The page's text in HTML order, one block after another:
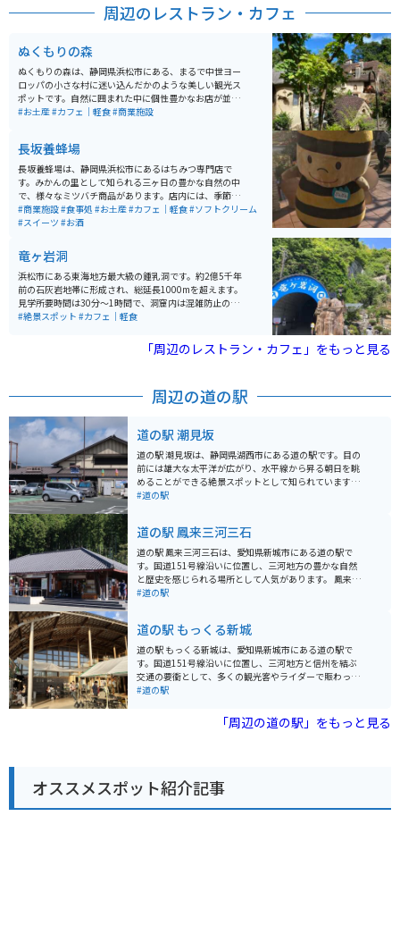
周辺のレストラン・カフェ
ぬくもりの森
ぬくもりの森は、静岡県浜松市にある、まるで中世ヨー
ロッパの小さな村に迷い込んだかのような美しい観光ス
ポットです。自然に囲まれた中に個性豊かなお店が並
び、ワクワクします。建築家佐々木茂良氏によって造ら
小鳥たちのさえずりを聞きながらの散策は、とても癒さ
れます。自然とアートを楽しみたい人にオススメのスポ
ットです。
#お土産#カフェ｜軽食#商業施設
長坂養蜂場
長坂養蜂場は、静岡県浜松市にあるはちみつ専門店で
す。みかんの里として知られる三ヶ日の豊かな自然の中
で、様々なミツバチ商品があります。店内には、季節ご
との国産はちみつをはじめとする40種類以上の商品があ
り、試食もできます。 また、店内の中庭にはミツバチの
ができるのもユニークな体験です。長坂養蜂場では、
「二代目の蜂蜜」などのオリジナルブレンドのはちみつ
を量り売りや瓶詰めで販売しており、観光客や地元の
人々に人気です。はちみつを使ったソフトクリームもあ
り、子供から大人まで楽しめるスポットです。
#商業施設#食事処 #お土産#カフェ｜軽食#ソフトクリーム
#スイーツ #お酒
竜ヶ岩洞
浜松市にある東海地方最大級の鍾乳洞です。約2億5千年
前の石灰岩地帯に形成され、総延長1000mを超えます。
見学所要時間は30分〜1時間で、洞窟内は混雑防止のた
め写真撮影不可の場所もありますが、基本的には撮影出
良いですが、それ以外の季節では涼しく感じます。
#絶景スポット #カフェ｜軽食
「周辺のレストラン・カフェ」をもっと見る
周辺の道の駅
道の駅 潮見坂
道の駅 潮見坂は、静岡県湖西市にある道の駅です。目の
前には雄大な太平洋が広がり、水平線から昇る朝日を眺
めることができる絶景スポットとして知られています。
周辺には、新鮮な魚介類を味わえる飲食店や、お土産店
適です。 名産品としては、しらすや桜えびなどの海産物
が有名です。お土産には、地元産の食材を使った加工品
や、道の駅オリジナルグッズも人気があります。
#道の駅
道の駅 鳳来三河三石
道の駅 鳳来三河三石は、愛知県新城市にある道の駅で
す。国道151号線沿いに位置し、三河地方の豊かな自然
と歴史を感じられる場所として人気があります。 鳳来寺
山や乳岩峡などの景勝地へのアクセスも良く、ドライブ
で採れた新鮮な食材を使った料理を提供するレストラン
もあります。 バイクで訪れる場合、道の駅には広い駐車
場が完備されているので安心です。周辺には、鳳来寺山
のワインディングロードなど、ツーリングに最適なルー
トもたくさんあります。お土産には、地元産の五平餅
#道の駅
道の駅 もっくる新城
道の駅 もっくる新城は、愛知県新城市にある道の駅で
す。国道151号線沿いに位置し、三河地方と信州を結ぶ
交通の要衝として、多くの観光客やライダーで賑わって
います。 地元の農産物直売所では、新鮮な野菜や果物が
また、食堂では、地元産の食材を使った料理を楽しむこ
新鮮な地元産の野菜や果物が購入できる * 地元の食材を
使った料理が楽しめる * バイク置き場が広く、ツーリン
グに最適 * 周辺に観光スポットが多い
#道の駅
「周辺の道の駅」をもっと見る
オススメスポット紹介記事